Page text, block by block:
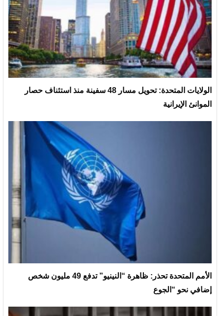
الولايات المتحدة: تحويل مسار 48 سفينة منذ استئناف حصار
الموانئ الإيرانية
الأمم المتحدة تحذر: ظاهرة “النينيو” تدفع 49 مليون شخص
إضافي نحو “الجوع